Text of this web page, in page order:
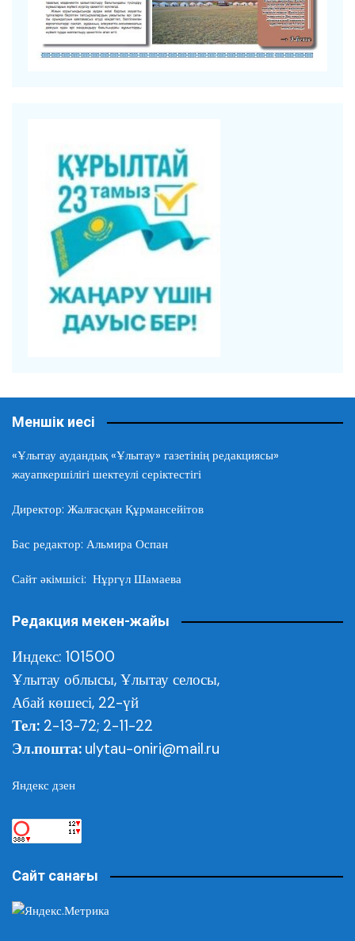
Меншік иесі
«Ұлытау аудандық «Ұлытау» газетінің редакциясы»
жауапкершілігі шектеулі серіктестігі
Директор: Жалғасқан Құрмансейітов
Бас редактор: Альмира Оспан
Сайт әкімшісі: Нұргүл Шамаева
Редакция мекен-жайы
Индекс: 101500
Ұлытау облысы, Ұлытау селосы,
Абай көшесі, 22-үй
Тел: 2-13-72; 2-11-22
Эл.пошта: ulytau-oniri@mail.ru
Яндекс дзен
Сайт санағы